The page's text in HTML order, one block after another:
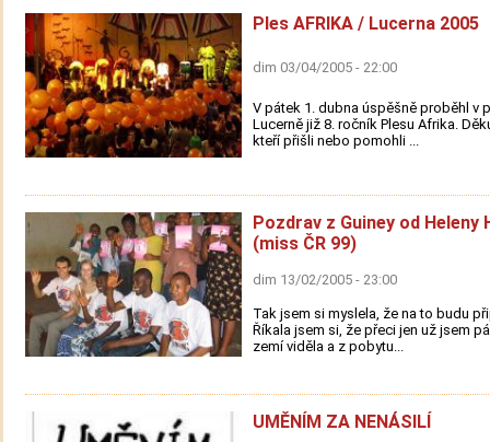
Ples AFRIKA / Lucerna 2005
dim 03/04/2005 - 22:00
V pátek 1. dubna úspěšně proběhl v
Lucerně již 8. ročník Plesu Afrika.
kteří přišli nebo pomohli ...
Pozdrav z Guiney od Heleny
(miss ČR 99)
dim 13/02/2005 - 23:00
Tak jsem si myslela, že na to budu
Říkala jsem si, že přeci jen už jsem
zemí viděla a z pobytu...
UMĚNÍM ZA NENÁSILÍ